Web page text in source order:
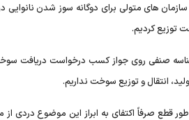
های متولی برای دوگانه سوز شدن نانوایی
شناسه صنفی روی جواز کسب درخواست دریافت
انتقال و توزیع سوخت نداریم.
قطع صرفاً اکتفای به ابراز این موضوع دردی از